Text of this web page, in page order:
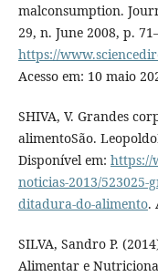
malconsumption.
29, n. June 2008, p.
https://
Acesso em: 10 maio
SHIVA, V. Grandes
alimentoSão.
Disponível em: https://
noticias-2013/523025-
ditadura-do-alimento.
SILVA, Sandro P.
Alimentar e